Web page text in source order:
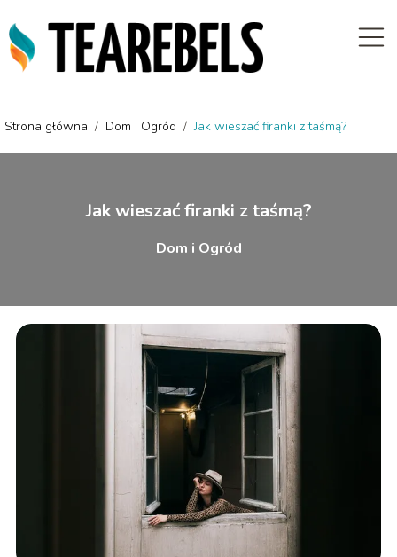
Strona główna / Dom i Ogród /Jak wieszać firanki z taśmą?
Jak wieszać firanki z taśmą?
Dom i Ogród